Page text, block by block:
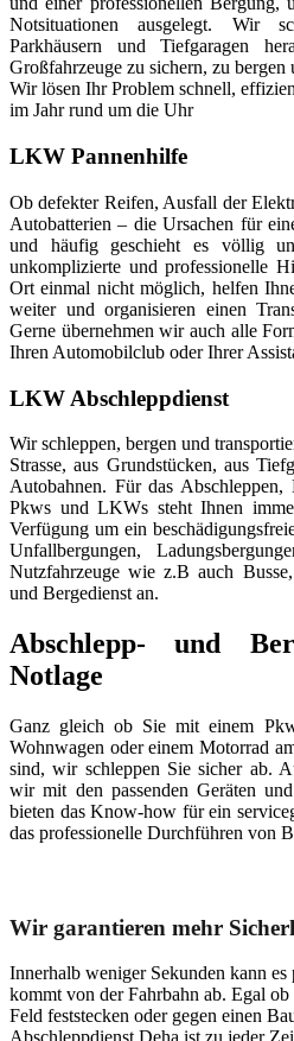
Notsituationen ausgelegt. Wir
Parkhäusern und Tiefgaragen
Großfahrzeuge zu sichern, zu bergen
Wir lösen Ihr Problem schnell,
im Jahr rund um die Uhr
LKW Pannenhilfe
Ob defekter Reifen, Ausfall der
Autobatterien – die Ursachen für
und häufig geschieht es völlig
unkomplizierte und professionelle
Ort einmal nicht möglich, helfen
weiter und organisieren einen
Gerne übernehmen wir auch alle
Ihren Automobilclub oder Ihrer
LKW Abschleppdienst
Wir schleppen, bergen und
Strasse, aus Grundstücken, aus
Autobahnen. Für das
Pkws und LKWs steht Ihnen
Verfügung um ein
Unfallbergungen,
Nutzfahrzeuge wie z.B auch
und Bergedienst an.
Abschlepp- und
Notlage
Ganz gleich ob Sie mit einem
Wohnwagen oder einem Motorrad
sind, wir schleppen Sie sicher ab.
wir mit den passenden Geräten
bieten das Know-how für ein
das professionelle Durchführen von
Wir garantieren mehr
Innerhalb weniger Sekunden kann es
kommt von der Fahrbahn ab. Egal
Feld feststecken oder gegen einen